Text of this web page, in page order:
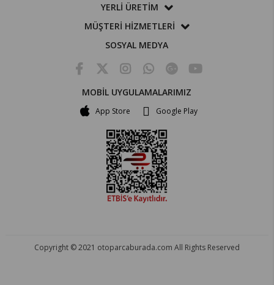
YERLİ ÜRETİM
MÜŞTERİ HİZMETLERİ
SOSYAL MEDYA
MOBİL UYGULAMALARIMIZ
App Store Google Play
Copyright © 2021 otoparcaburada.com All Rights Reserved